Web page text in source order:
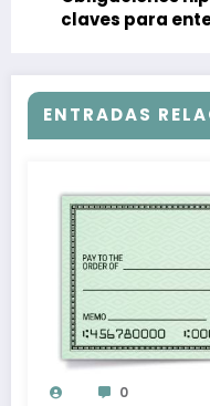
claves para
ENTRADAS
0